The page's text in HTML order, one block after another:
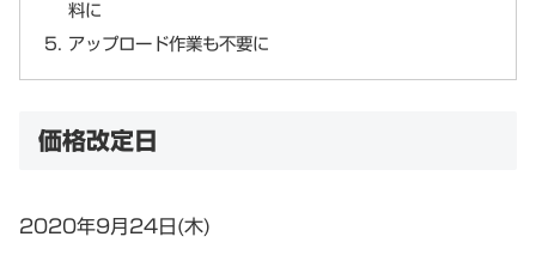
料に
アップロード作業も不要に
価格改定日
2020年9月24日(木)